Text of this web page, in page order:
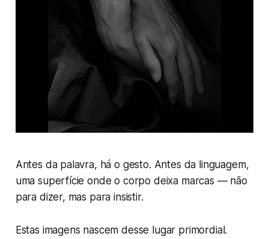
Antes da palavra, há o gesto. Antes da linguagem,
uma superfície onde o corpo deixa marcas — não
para dizer, mas para insistir.
Estas imagens nascem desse lugar primordial.